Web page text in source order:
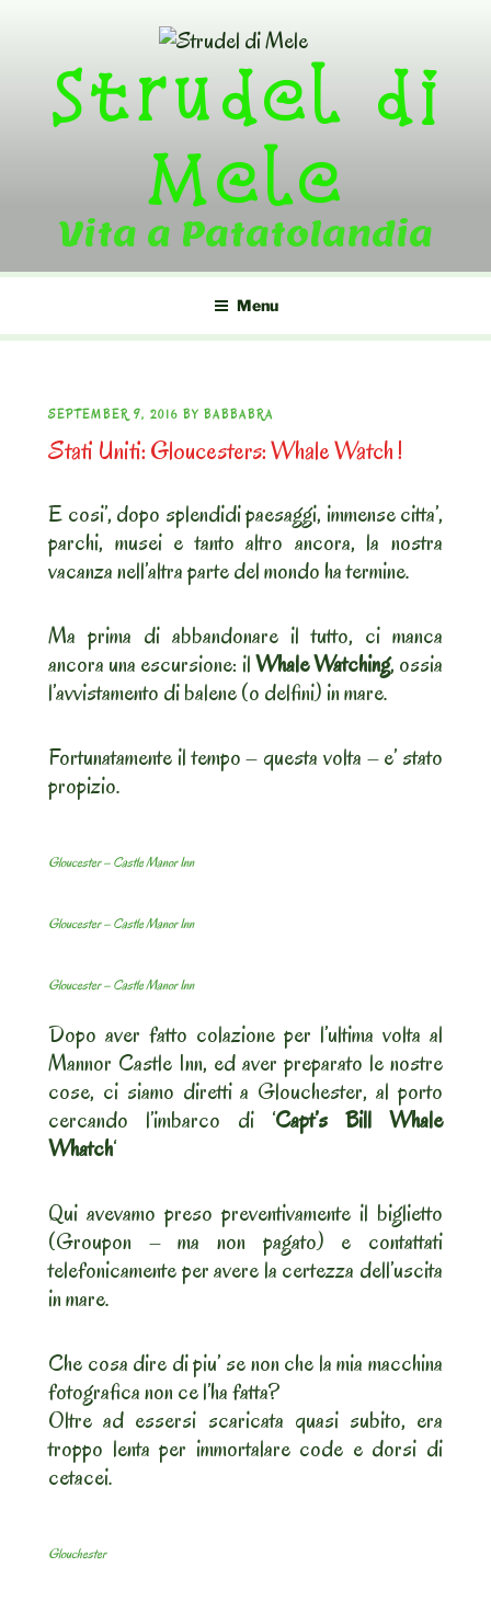
contentStrudel di
Mele
Vita a Patatolandia
Menu
POSTED
ON
SEPTEMBER 9, 2016 BY BABBABRA
Stati Uniti: Gloucesters: Whale Watch !
E cosi’, dopo splendidi paesaggi, immense citta’,
parchi, musei e tanto altro ancora, la nostra
vacanza nell’altra parte del mondo ha termine.
Ma prima di abbandonare il tutto, ci manca
ancora una escursione: ilWhale Watching, ossia
l’avvistamento di balene (o delfini) in mare.
Fortunatamente il tempo – questa volta – e’ stato
propizio.
Gloucester – Castle Manor Inn
Gloucester – Castle Manor Inn
Gloucester – Castle Manor Inn
Dopo aver fatto colazione per l’ultima volta al
Mannor Castle Inn, ed aver preparato le nostre
cose, ci siamo diretti a Glouchester, al porto
cercando l’imbarco di ‘Capt’s Bill Whale
Whatch‘
Qui avevamo preso preventivamente il biglietto
(Groupon – ma non pagato) e contattati
telefonicamente per avere la certezza dell’uscita
in mare.
Che cosa dire di piu’ se non che la mia macchina
fotografica non ce l’ha fatta?
Oltre ad essersi scaricata quasi subito, era
troppo lenta per immortalare code e dorsi di
cetacei.
Glouchester